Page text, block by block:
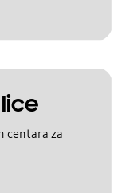
centara za